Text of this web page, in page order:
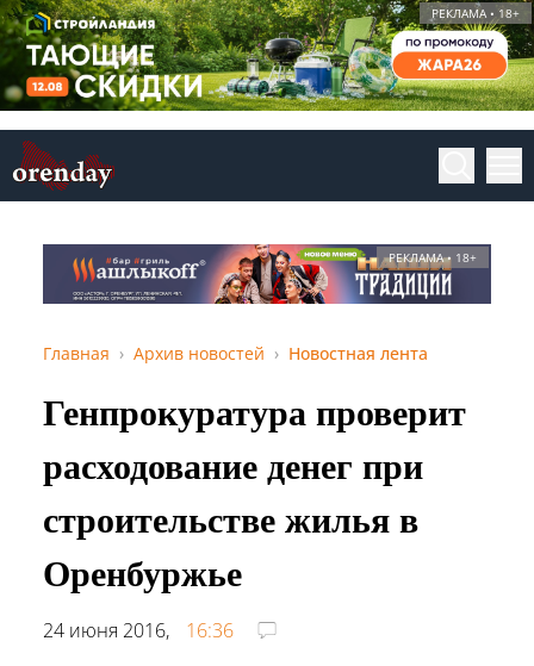
РЕКЛАМА • 18+
РЕКЛАМА • 18+
Главная Архив новостей Новостная лента
Генпрокуратура проверит
расходование денег при
строительстве жилья в
Оренбуржье
24 июня 2016,
16:36